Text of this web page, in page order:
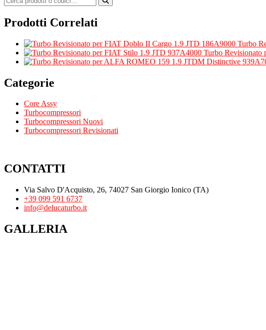
Prodotti Correlati
Turbo
Turbo Revisionato
Categorie
Core Assy
Turbocompressori
Turbocompressori Nuovi
Turbocompressori Revisionati
CONTATTI
Via Salvo D'Acquisto, 26, 74027 San Giorgio Ionico (TA)
+39 099 591 6737
info@delucaturbo.it
GALLERIA